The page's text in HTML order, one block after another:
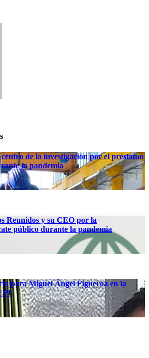
de la investigación por el préstamo
la pandemia
Reunidos y su CEO por la
público durante la pandemia
para Miguel Ángel Figueroa en la